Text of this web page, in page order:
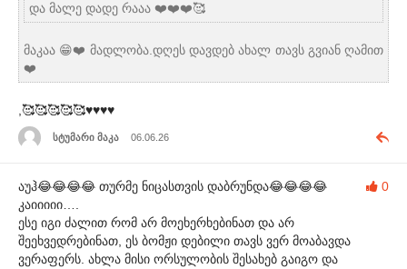
და მალე დადე რააა ❤️❤️❤️🥰
მაკაა 😁❤️ მადლობა.დღეს დავდებ ახალ თავს გვიან ღამით
❤️
,🥰🥰🥰🥰🥰♥️♥️♥️♥️
სტუმარი მაკა 06.06.26
0
აუჰ😂😂😂😂 თურმე ნიცასთვის დაბრუნდა😂😂😂😂
კაიიიიი….
ესე იგი ძალით რომ არ მოეხერხებინათ და არ
შეეხვედრებინათ, ეს ბომჟი დებილი თავს ვერ მოაბავდა
ვერაფერს. ახლა მისი ორსულობის შესახებ გაიგო და